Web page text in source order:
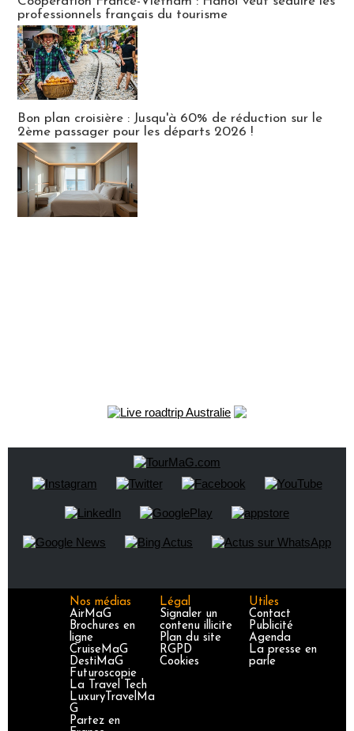
professionnels français du tourisme
Bon plan croisière : Jusqu'à 60% de réduction sur le
2ème passager pour les départs 2026 !
Nos médias
AirMaG
Brochures en
ligne
CruiseMaG
DestiMaG
Futuroscopie
La Travel Tech
LuxuryTravelMa
G
Partez en
Légal
Signaler un
contenu illicite
Plan du site
RGPD
Cookies
Utiles
Contact
Publicité
Agenda
La presse en
parle